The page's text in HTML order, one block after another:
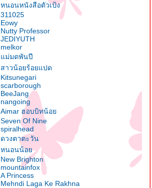
หนอนหนังสือตัวเป้ง
311025
Eowy
Nutty Professor
JEDIYUTH
melkor
ม่มดพันปี
สาวน้อยร้อยแปด
Kitsunegari
scarborough
BeeJang
nangoing
Aimar ฮอบบิทน้อ
Seven Of Nine
spiralhead
ดวงตาตะวัน
หนอนน้อ
New Brighton
mountainfox
A Princess
Mehndi Laga Ke Rakhna